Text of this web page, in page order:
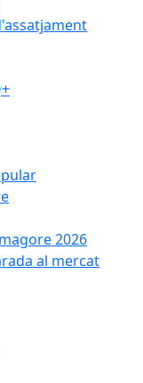
2026
al mercat